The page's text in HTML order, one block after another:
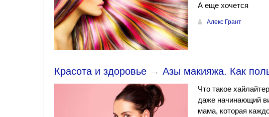
А еще хочется
Алекс Грант
Красота и здоровье → Азы макияжа. Как
Что такое
даже начинающий
мама, которая